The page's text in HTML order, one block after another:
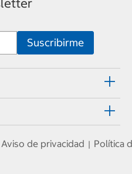
Aviso de privacidad | Política